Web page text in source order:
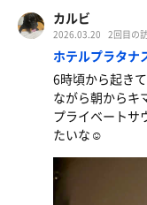
チャーシュー
キムチもうまい
いてタオル巻く
立たずに滑って
たら体真っ赤🤬
向こうにある隠
ション見てキマ
最後は露天一通
出た後見えたマ
って名前で高速
たけどよく通り
サウナラーメ
カルビ
2026.03.20 2回目の
ホテルプラタナ
6時頃から起き
ながら朝からキ
プライベートサ
たいな☺️